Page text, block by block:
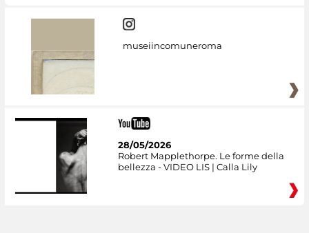
museiincomuneroma
28/05/2026
Robert Mapplethorpe. Le forme della
bellezza - VIDEO LIS | Calla Lily